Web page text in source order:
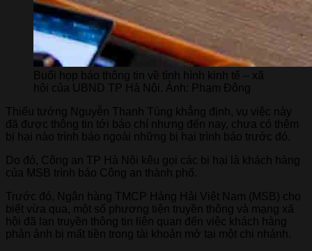
Buổi họp báo thông tin về tình hình kinh tế – xã
hội của UBND TP Hà Nội. Ảnh: Phạm Đông
Thiếu tướng Nguyễn Thanh Tùng khẳng định, vụ việc này
đã được thông tin tới báo chí nhưng đến nay, chưa có thêm
bị hại nào trình báo ngoài những bị hại trình báo trước đó.
Do đó, Công an TP Hà Nội kêu gọi các bị hại là khách hàng
của MSB trình báo Công an thành phố.
Trước đó, Ngân hàng TMCP Hàng Hải Việt Nam (MSB) cho
biết vừa qua, một số phương tiện truyền thông và mạng xã
hội đã lan truyền thông tin liên quan đến việc khách hàng
phản ảnh bị mất tiền trong tài khoản mở tại một chi nhánh.